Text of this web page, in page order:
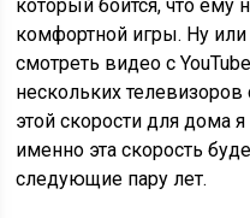
который боится, что ему
комфортной игры. Ну или
смотреть видео с
нескольких
этой скорости для дома
именно эта скорость
следующие пару лет.